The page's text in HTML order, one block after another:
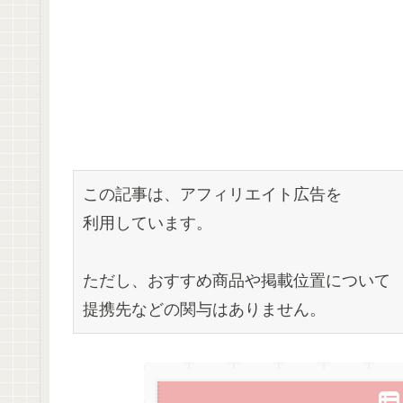
この記事は、アフィリエイト広告を
利用しています。
ただし、おすすめ商品や掲載位置について
提携先などの関与はありません。